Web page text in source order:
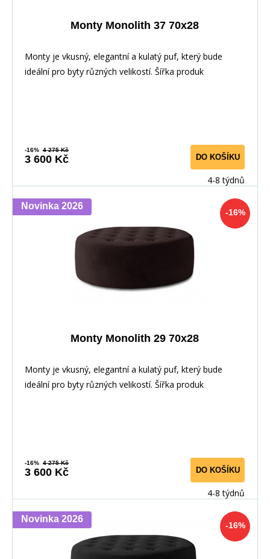
Monty Monolith 37 70x28
Monty je vkusný, elegantní a kulatý puf, který bude
ideální pro byty různých velikostí. Šířka produk
-16% 4 275 Kč
3 600 Kč DO KOŠÍKU
4-8 týdnů
-16%
Novinka 2026
Monty Monolith 29 70x28
Monty je vkusný, elegantní a kulatý puf, který bude
ideální pro byty různých velikostí. Šířka produk
-16% 4 275 Kč
3 600 Kč DO KOŠÍKU
4-8 týdnů
-16%
Novinka 2026